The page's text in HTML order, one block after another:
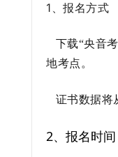
1、报名方式
下载“央音
地考点。
证书数据将
2、报名时间